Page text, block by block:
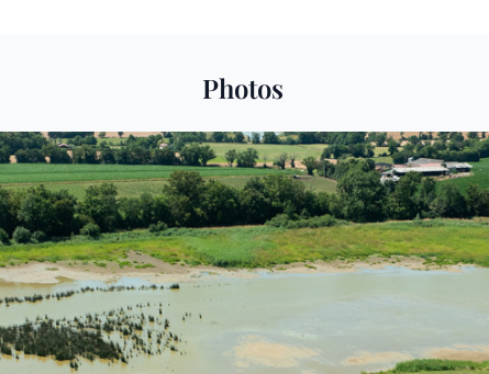
Photos